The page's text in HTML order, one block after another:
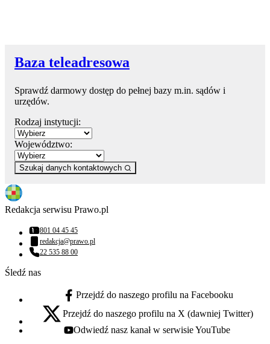
Baza teleadresowa
Sprawdź darmowy dostęp do pełnej bazy m.in. sądów i
urzędów.
Rodzaj instytucji:
Województwo:
Szukaj danych kontaktowych
Redakcja serwisu Prawo.pl
Numer telefonu:
801 04 45 45
Adres email:
redakcja@prawo.pl
Numer telefonu:
22 535 88 00
Śledź nas
facebook - otwiera się w nowej karcie
Przejdź do naszego profilu na Facebooku
x - otwiera się w nowej karcie
Przejdź do naszego profilu na X (dawniej Twitter)
youtube - otwiera się w nowej karcie
Odwiedź nasz kanał w serwisie YouTube